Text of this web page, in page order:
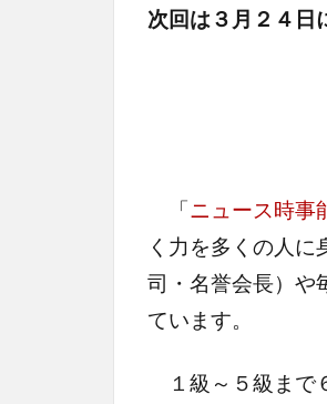
次回は３月２４日
「ニュース時事
く力を多くの人
司・名誉会長）や
ています。
１級～５級まで